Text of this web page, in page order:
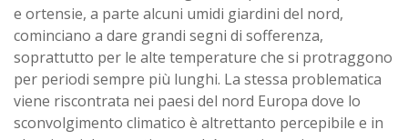
e ortensie, a parte alcuni umidi giardini del nord,
cominciano a dare grandi segni di sofferenza,
soprattutto per le alte temperature che si protraggono
per periodi sempre più lunghi. La stessa problematica
viene riscontrata nei paesi del nord Europa dove lo
sconvolgimento climatico è altrettanto percepibile e in